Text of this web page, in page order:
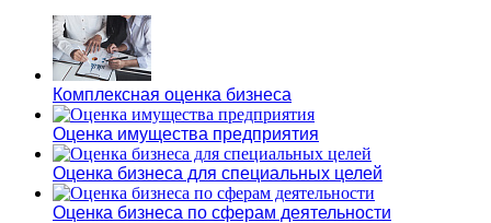
Комплексная оценка бизнеса
Оценка имущества предприятия
Оценка бизнеса для специальных целей
Оценка бизнеса по сферам деятельности